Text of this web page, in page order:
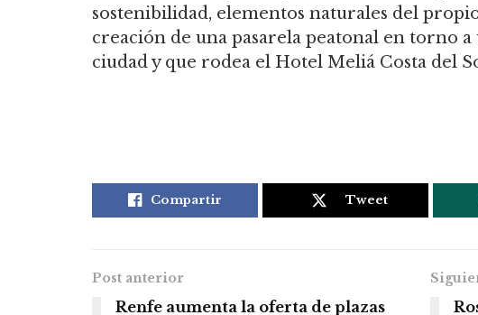
sostenibilidad, elementos naturales del
creación de una pasarela peatonal en torno
ciudad y que rodea el Hotel Meliá Costa del
Compartir Tweet
Post anterior
Renfe aumenta la oferta de plazas